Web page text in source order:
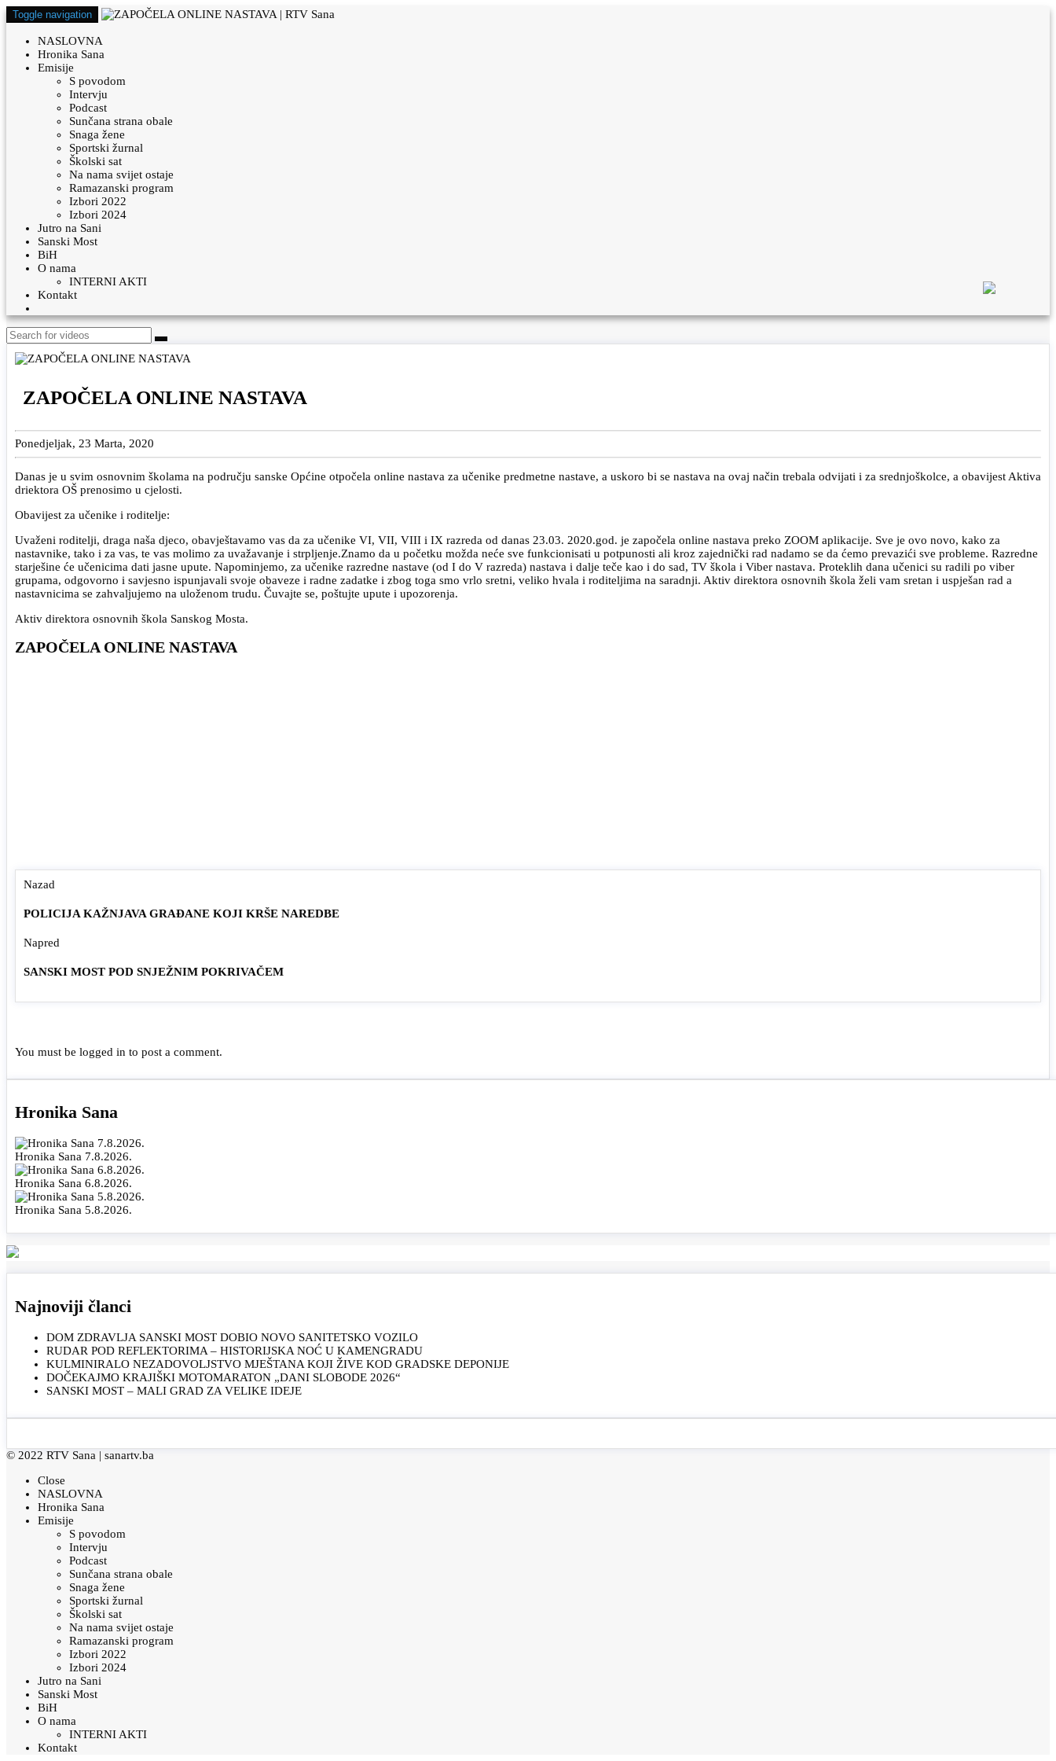
Toggle navigation
NASLOVNA
Hronika Sana
Emisije
S povodom
Intervju
Podcast
Sunčana strana obale
Snaga žene
Sportski žurnal
Školski sat
Na nama svijet ostaje
Ramazanski program
Izbori 2022
Izbori 2024
Jutro na Sani
Sanski Most
BiH
O nama
INTERNI AKTI
Kontakt
ZAPOČELA ONLINE NASTAVA
Ponedjeljak, 23 Marta, 2020
Danas je u svim osnovnim školama na području sanske Općine otpočela online nastava za učenike predmetne nastave, a uskoro bi se nastava na ovaj način trebala odvijati i za srednjoškolce, a obavijest Aktiva
driektora OŠ prenosimo u cjelosti.
Obavijest za učenike i roditelje:
Uvaženi roditelji, draga naša djeco, obavještavamo vas da za učenike VI, VII, VIII i IX razreda od danas 23.03. 2020.god. je započela online nastava preko ZOOM aplikacije. Sve je ovo novo, kako za
nastavnike, tako i za vas, te vas molimo za uvažavanje i strpljenje.Znamo da u početku možda neće sve funkcionisati u potpunosti ali kroz zajednički rad nadamo se da ćemo prevazići sve probleme. Razredne
starješine će učenicima dati jasne upute. Napominjemo, za učenike razredne nastave (od I do V razreda) nastava i dalje teče kao i do sad, TV škola i Viber nastava. Proteklih dana učenici su radili po viber
grupama, odgovorno i savjesno ispunjavali svoje obaveze i radne zadatke i zbog toga smo vrlo sretni, veliko hvala i roditeljima na saradnji. Aktiv direktora osnovnih škola želi vam sretan i uspješan rad a
nastavnicima se zahvaljujemo na uloženom trudu. Čuvajte se, poštujte upute i upozorenja.
Aktiv direktora osnovnih škola Sanskog Mosta.
ZAPOČELA ONLINE NASTAVA
Nazad
POLICIJA KAŽNJAVA GRAĐANE KOJI KRŠE NAREDBE
Napred
SANSKI MOST POD SNJEŽNIM POKRIVAČEM
You must be logged in to post a comment.
Hronika Sana
Hronika Sana 7.8.2026.
Hronika Sana 6.8.2026.
Hronika Sana 5.8.2026.
Najnoviji članci
DOM ZDRAVLJA SANSKI MOST DOBIO NOVO SANITETSKO VOZILO
RUDAR POD REFLEKTORIMA – HISTORIJSKA NOĆ U KAMENGRADU
KULMINIRALO NEZADOVOLJSTVO MJEŠTANA KOJI ŽIVE KOD GRADSKE DEPONIJE
DOČEKAJMO KRAJIŠKI MOTOMARATON „DANI SLOBODE 2026“
SANSKI MOST – MALI GRAD ZA VELIKE IDEJE
© 2022 RTV Sana | sanartv.ba
Close
NASLOVNA
Hronika Sana
Emisije
S povodom
Intervju
Podcast
Sunčana strana obale
Snaga žene
Sportski žurnal
Školski sat
Na nama svijet ostaje
Ramazanski program
Izbori 2022
Izbori 2024
Jutro na Sani
Sanski Most
BiH
O nama
INTERNI AKTI
Kontakt